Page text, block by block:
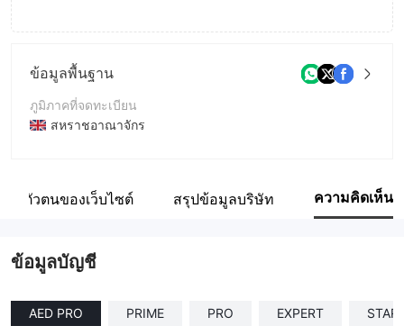
ข้อมูลพื้นฐาน
ภูมิภาคที่จดทะเบียน
สหราชอาณาจักร
ชื่อบริษัท
ะบุตัวตนของเว็บไซต์ สรุปข้อมูลบริษัท ความคิดเห็น
ข้อมูลบัญชี
AED PRO PRIME PRO EXPERT